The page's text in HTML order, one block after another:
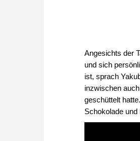
Angesichts der
und sich
ist, sprach
inzwischen
geschüttelt
Schokolade und